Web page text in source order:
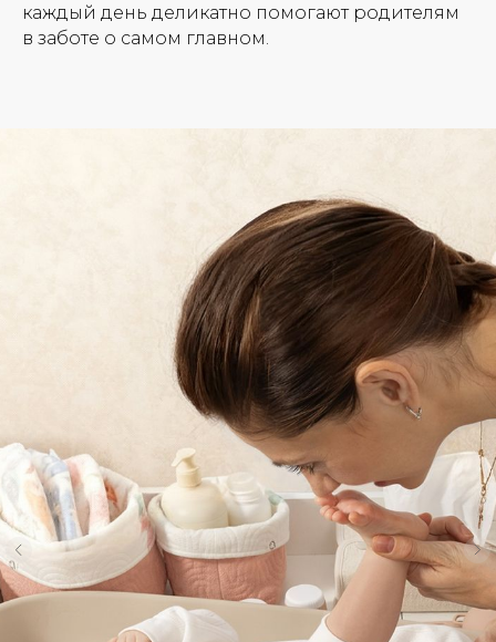
каждый день деликатно помогают родителям
в заботе о самом главном.